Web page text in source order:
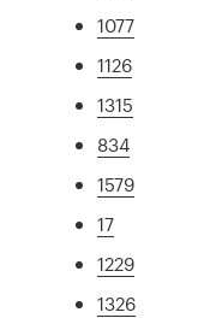
1077
1126
1315
834
1579
17
1229
1326